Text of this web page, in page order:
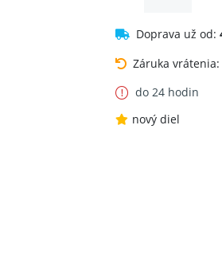
Doprava už od:
Záruka vrátenia:
do 24 hodin
nový diel